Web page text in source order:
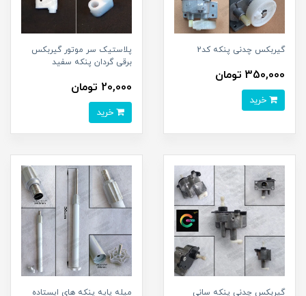
گیربکس چدنی پنکه کد2
350,000 تومان
پلاستیک سر موتور گیربکس
برقی گردان پنکه سفید
20,000 تومان
گیربکس چدنی پنکه سانی میله پایه پنکه های ایستاده